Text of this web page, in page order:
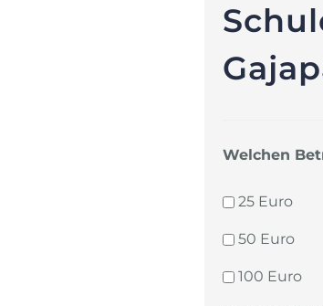
Welchen
25 Euro
50 Euro
100 Euro